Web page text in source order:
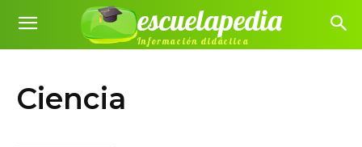
escuelapedia
Información didáctica
Ciencia